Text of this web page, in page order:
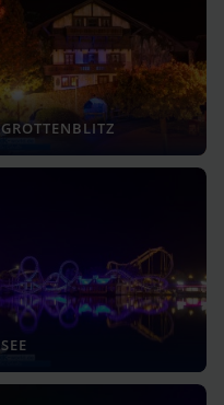
GROTTENBLITZ
SEE